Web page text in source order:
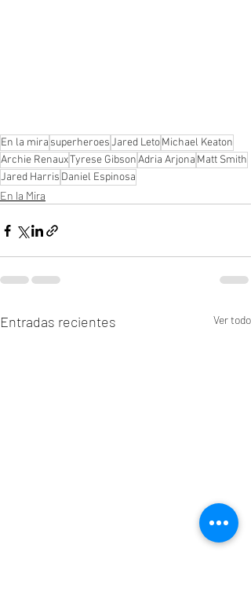
En la mira superheroesJared LetoMichael Keaton
Archie RenauxTyrese GibsonAdria Arjona Matt Smith
Jared Harris Daniel Espinosa
En la Mira
Entradas recientes Ver todo